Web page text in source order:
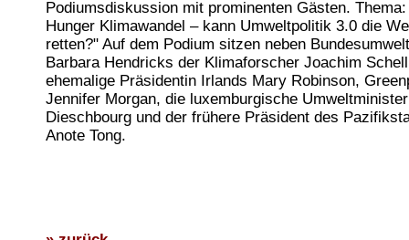
Podiumsdiskussion mit prominenten Gästen.
Hunger Klimawandel – kann Umweltpolitik 3.0 die
retten?" Auf dem Podium sitzen neben
Barbara Hendricks der Klimaforscher Joachim
ehemalige Präsidentin Irlands Mary Robinson,
Jennifer Morgan, die luxemburgische
Dieschbourg und der frühere Präsident des
Anote Tong.